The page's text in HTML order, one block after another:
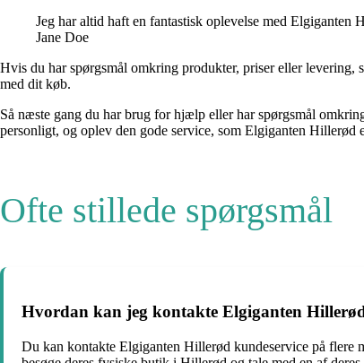
Jeg har altid haft en fantastisk oplevelse med
Jane Doe
Hvis du har spørgsmål omkring produkter, priser eller
med dit køb.
Så næste gang du har brug for hjælp eller har spørgsmål
personligt, og oplev den gode service, som Elgiganten Hillerød
Ofte stillede spørgsmål
Hvordan kan jeg kontakte Elgiganten
Du kan kontakte Elgiganten Hillerød kundeservice på